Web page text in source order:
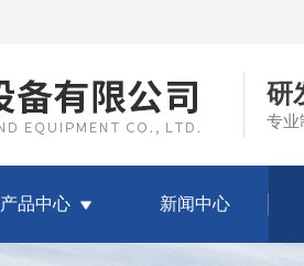
研
专业
产品中心 新闻中心